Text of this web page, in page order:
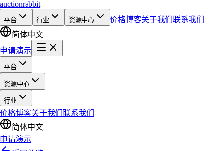
auctionrabbit
平台 行业 资源中心 价格博客关于我们 联系我们
简体中文
申请演示
平台
资源中心
行业
价格博客关于我们 联系我们
简体中文
申请演示